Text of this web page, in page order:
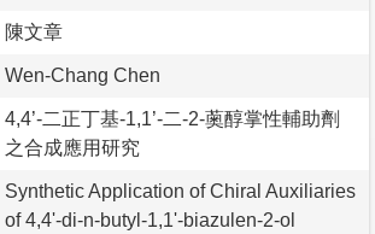
陳文章
Wen-Chang Chen
4,4’-二正丁基-1,1’-二-2-薁醇掌性輔助劑
之合成應用研究
Synthetic Application of Chiral Auxiliaries
of 4,4'-di-n-butyl-1,1'-biazulen-2-ol